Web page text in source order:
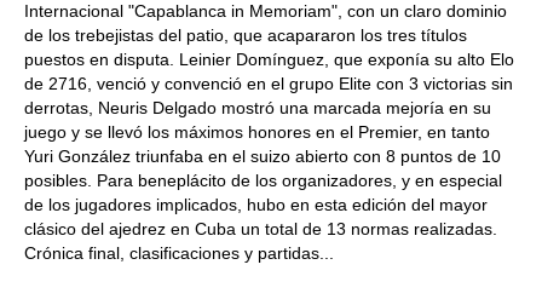
Internacional "Capablanca in Memoriam", con un claro dominio
de los trebejistas del patio, que acapararon los tres títulos
puestos en disputa. Leinier Domínguez, que exponía su alto Elo
de 2716, venció y convenció en el grupo Elite con 3 victorias sin
derrotas, Neuris Delgado mostró una marcada mejoría en su
juego y se llevó los máximos honores en el Premier, en tanto
Yuri González triunfaba en el suizo abierto con 8 puntos de 10
posibles. Para beneplácito de los organizadores, y en especial
de los jugadores implicados, hubo en esta edición del mayor
clásico del ajedrez en Cuba un total de 13 normas realizadas.
Crónica final, clasificaciones y partidas...